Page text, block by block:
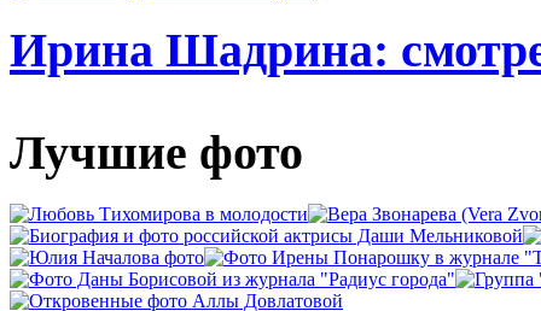
Ирина Шадрина:
Лучшие фото